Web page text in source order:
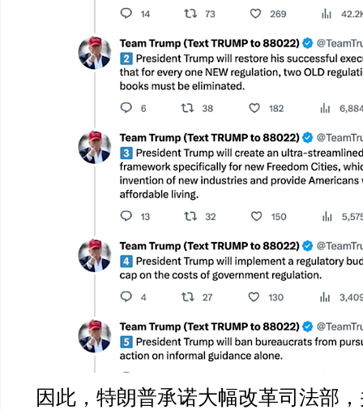
因此，特朗普承诺大幅改革司法部